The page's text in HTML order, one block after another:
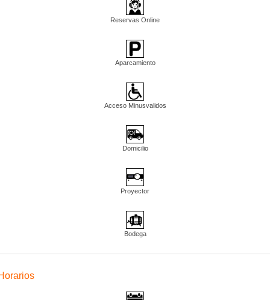
Reservas Online
Aparcamiento
Acceso Minusvalidos
Domicilio
Proyector
Bodega